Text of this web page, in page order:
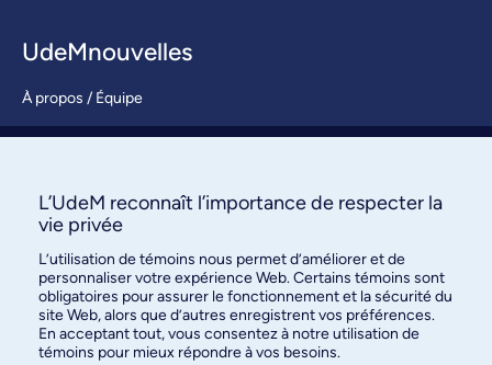
UdeMnouvelles
À propos / Équipe
S’abonner
L’UdeM reconnaît l’importance de respecter la
vie privée
L’utilisation de témoins nous permet d’améliorer et de
personnaliser votre expérience Web. Certains témoins sont
obligatoires pour assurer le fonctionnement et la sécurité du
site Web, alors que d’autres enregistrent vos préférences.
En acceptant tout, vous consentez à notre utilisation de
témoins pour mieux répondre à vos besoins.